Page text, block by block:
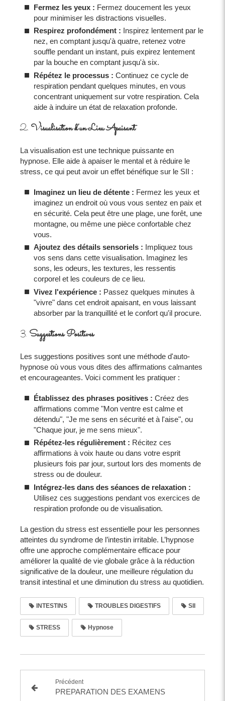
Fermez les yeux : Fermez doucement les yeux
pour minimiser les distractions visuelles.
Respirez profondément : Inspirez lentement par le
nez, en comptant jusqu'à quatre, retenez votre
souffle pendant un instant, puis expirez lentement
par la bouche en comptant jusqu'à six.
Répétez le processus : Continuez ce cycle de
respiration pendant quelques minutes, en vous
concentrant uniquement sur votre respiration. Cela
aide à induire un état de relaxation profonde.
2. Visualisation d’un Lieu Apaisant
La visualisation est une technique puissante en
hypnose. Elle aide à apaiser le mental et à réduire le
stress, ce qui peut avoir un effet bénéfique sur le SII :
Imaginez un lieu de détente : Fermez les yeux et
imaginez un endroit où vous vous sentez en paix et
en sécurité. Cela peut être une plage, une forêt, une
montagne, ou même une pièce confortable chez
vous.
Ajoutez des détails sensoriels : Impliquez tous
vos sens dans cette visualisation. Imaginez les
sons, les odeurs, les textures, les ressentis
corporel et les couleurs de ce lieu.
Vivez l'expérience : Passez quelques minutes à
"vivre" dans cet endroit apaisant, en vous laissant
absorber par la tranquillité et le confort qu'il procure.
3. Suggestions Positives
Les suggestions positives sont une méthode d'auto-
hypnose où vous vous dites des affirmations calmantes
et encourageantes. Voici comment les pratiquer :
Établissez des phrases positives : Créez des
affirmations comme "Mon ventre est calme et
détendu", "Je me sens en sécurité et à l'aise", ou
"Chaque jour, je me sens mieux".
Répétez-les régulièrement : Récitez ces
affirmations à voix haute ou dans votre esprit
plusieurs fois par jour, surtout lors des moments de
stress ou de douleur.
Intégrez-les dans des séances de relaxation :
Utilisez ces suggestions pendant vos exercices de
respiration profonde ou de visualisation.
La gestion du stress est essentielle pour les personnes
atteintes du syndrome de l’intestin irritable. L’hypnose
offre une approche complémentaire efficace pour
améliorer la qualité de vie globale grâce à la réduction
significative de la douleur, une meilleure régulation du
transit intestinal et une diminution du stress au quotidien.
INTESTINS TROUBLES DIGESTIFS SII
STRESS Hypnose
Précédent
PREPARATION DES EXAMENS